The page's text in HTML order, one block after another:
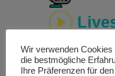
Wir verwenden
die bestmögliche
Ihre Präferenzen für